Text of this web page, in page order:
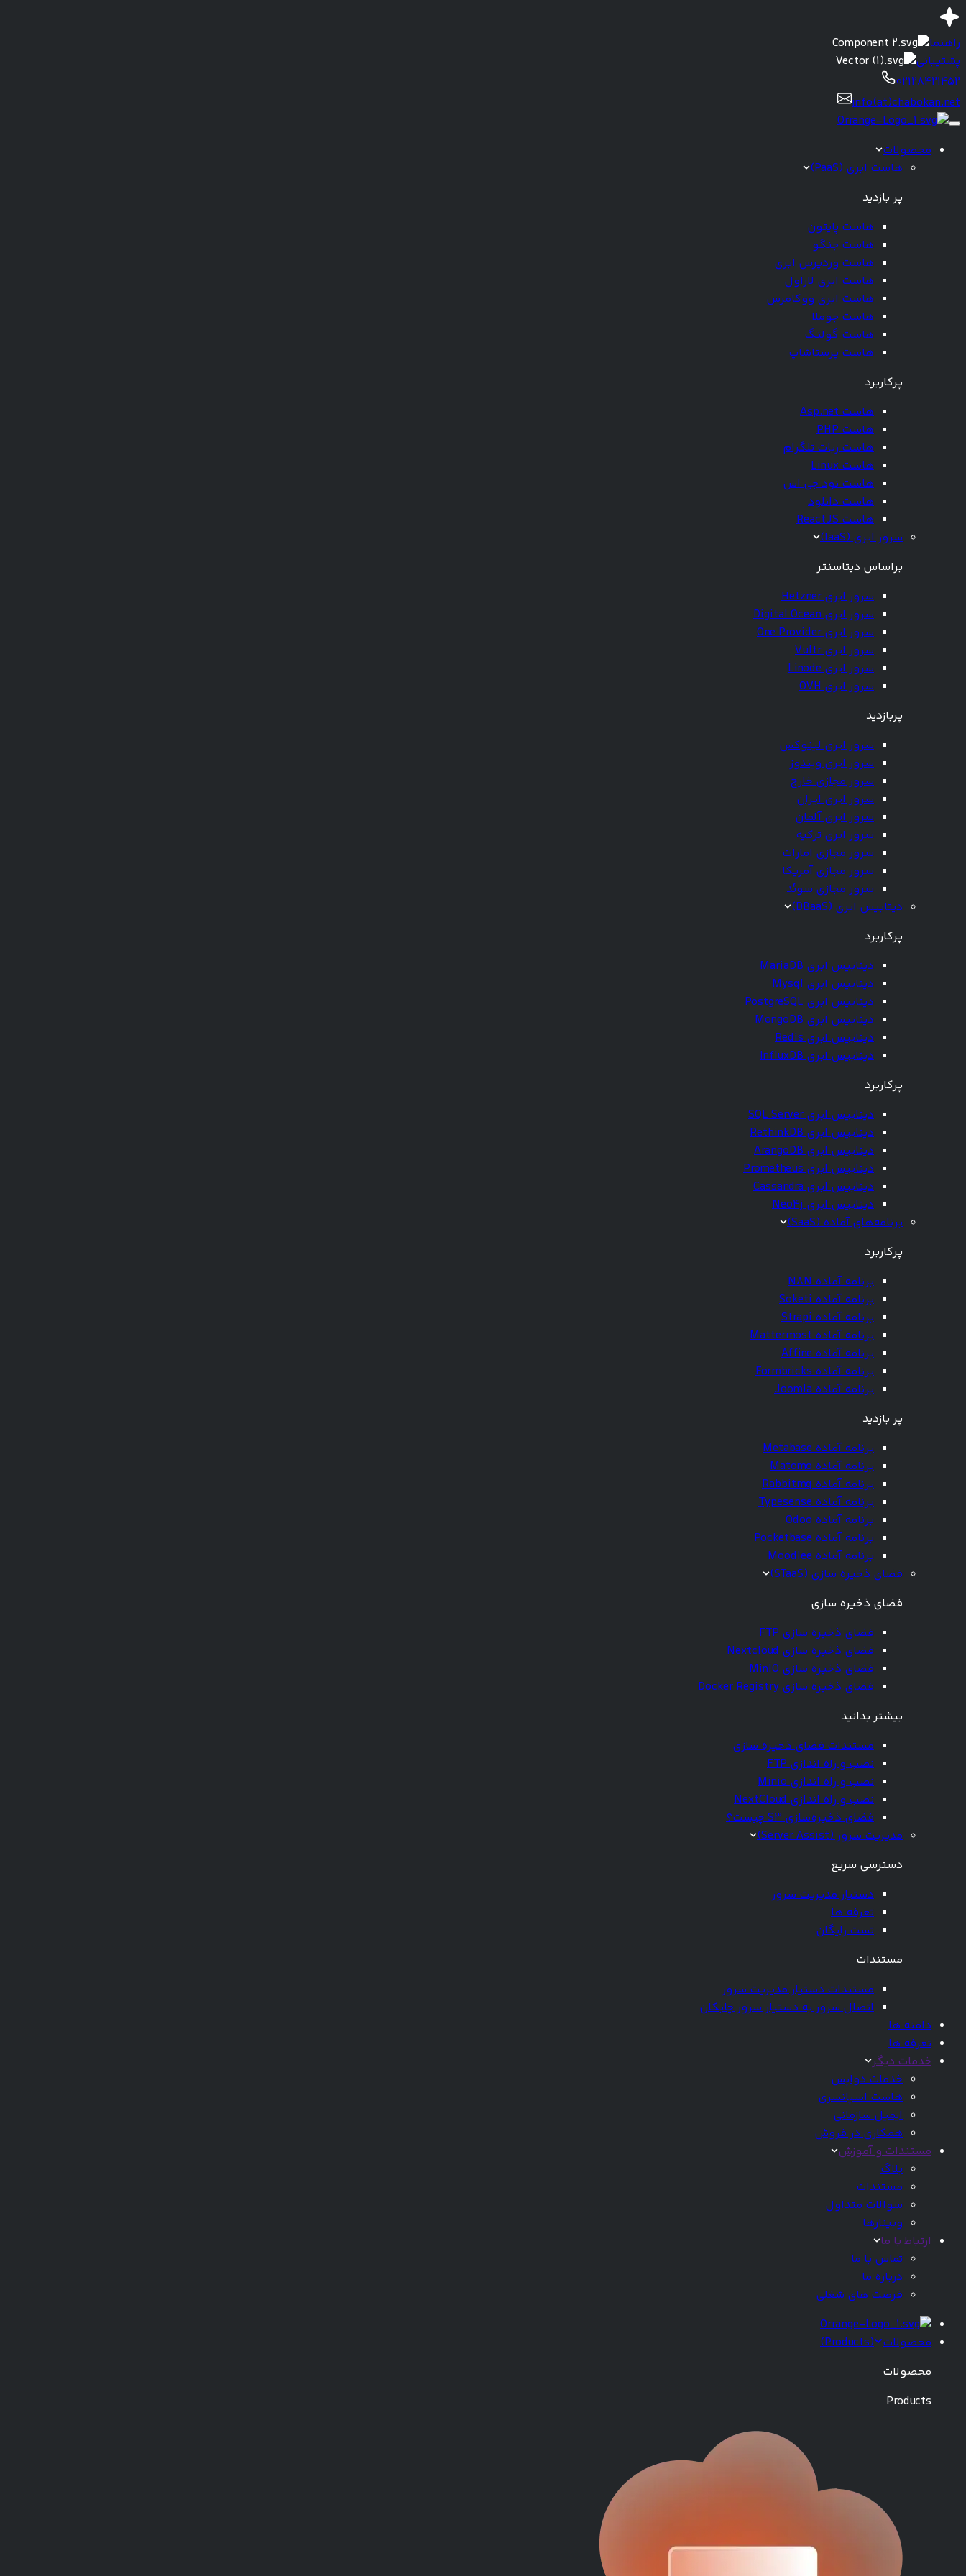
راهنما
پشتیبانی
02128421452
info(at)chabokan.net
محصولات
هاست ابری (PaaS)
پر بازدید
هاست پایتون
هاست جنگو
هاست وردپرس ابری
هاست ابری لاراول
هاست ابری ووکامرس
هاست جوملا
هاست گولنگ
هاست پرستاشاپ
پرکاربرد
هاست Asp.net
هاست PHP
هاست ربات تلگرام
هاست Linux
هاست نود جی اس
هاست دانلود
هاست ReactJS
سرور ابری (IaaS)
براساس دیتاسنتر
سرور ابری Hetzner
سرور ابری Digital Ocean
سرور ابری One Provider
سرور ابری Vultr
سرور ابری Linode
سرور ابری OVH
پربازدید
سرور ابری لینوکس
سرور ابری ویندوز
سرور مجازی خارج
سرور ابری ایران
سرور ابری آلمان
سرور ابری ترکیه
سرور مجازی امارات
سرور مجازی آمریکا
سرور مجازی سوئد
دیتابیس ابری (DBaaS)
پرکاربرد
دیتابیس ابری MariaDB
دیتابیس ابری Mysql
دیتابیس ابری PostgreSQL
دیتابیس ابری MongoDB
دیتابیس ابری Redis
دیتابیس ابری InfluxDB
پرکاربرد
دیتابیس ابری SQL Server
دیتابیس ابری RethinkDB
دیتابیس ابری ArangoDB
دیتابیس ابری Prometheus
دیتابیس ابری Cassandra
دیتابیس ابری Neo4j
برنامه‌های آماده (SaaS)
پرکاربرد
برنامه آماده N8N
برنامه آماده Soketi
برنامه آماده Strapi
برنامه آماده Mattermost
برنامه آماده Affine
برنامه آماده Formbricks
برنامه آماده Joomla
پر بازدید
برنامه آماده Metabase
برنامه آماده Matomo
برنامه آماده Rabbitmq
برنامه آماده Typesense
برنامه آماده Odoo
برنامه آماده Pocketbase
برنامه آماده Moodlee
فضای ذخیره سازی (STaaS)
فضای ذخیره سازی
فضای ذخیره سازی FTP
فضای ذخیره سازی Nextcloud
فضای ذخیره سازی MinIO
فضای ذخیره سازی Docker Registry
بیشتر بدانید
مستندات فضای ذخیره سازی
نصب و راه اندازی FTP
نصب و راه اندازی Minio
نصب و راه اندازی NextCloud
فضای ذخیره‌سازی S3 چیست؟
مدیریت سرور (Server Assist)
دسترسی سریع
دستیار مدیریت سرور
تعرفه ها
تست رایگان
مستندات
مستندات دستیار مدیریت سرور
اتصال سرور به دستیار سرور چابکان
دامنه ها
تعرفه ها
خدمات دیگر
خدمات دواپس
هاست اسپانسری
ایمیل سازمانی
همکاری در فروش
مستندات و آموزش
بلاگ
مستندات
سوالات متداول
وبینارها
ارتباط با ما
تماس با ما
درباره ما
فرصت های شغلی
محصولات (
Products
)
محصولات
Products